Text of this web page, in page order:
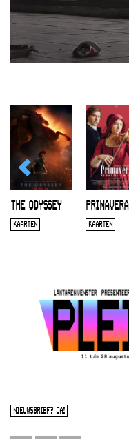
THE ODYSSEY
KAARTEN
PRIMAVERA
KAARTEN
NIEUWSBRIEF? JA!